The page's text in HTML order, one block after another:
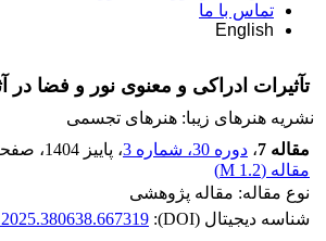
تماس با ما
English
تآثیرات ادراکی و معنوی نور و فضا در
نشریه هنرهای زیبا: هنرهای تجسمی
مقاله 7
، دوره 30، شماره 3 ، پاییز 1404 ،
مقاله (1.2 M
)
نوع مقاله: مقاله پژوهشی
شناسه دیجیتال (DOI):